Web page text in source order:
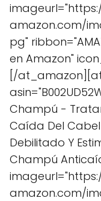
amazon.com/
pg"
en Amazon"
[/
Champú -
Caída Del
Debilitado Y
Champú
amazon.com/